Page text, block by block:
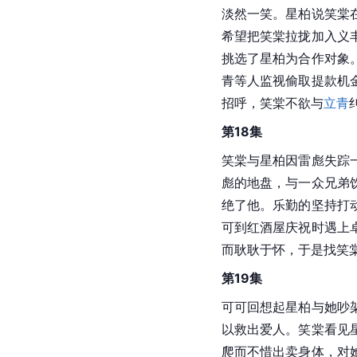
淡然一笑。星柏说笑棠
希望把笑棠拉拢加入义
挑选了星柏为合作对象
青等人监视偷取提款机
招呼，笑棠不欲与立青
第18集
笑棠与星柏因雷彪失踪
彪的地盘，与一众兄弟
绝了他。乐勤的坚持打
可到红酒屋庆祝时遇上
而耿耿于怀，于是找笑
第19集
可可回想起星柏与她吵
以救出爱人。笑棠看见
爬而不惜出卖身体，对